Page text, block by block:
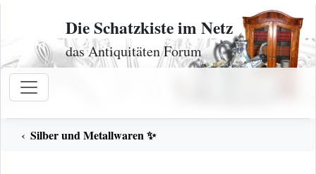
Zum Inhalt
Die Schatzkiste im Netz
das Antiquitäten Forum
Silber und Metallwaren ✨